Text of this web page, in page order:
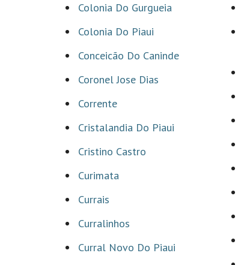
Colonia Do Gurgueia
Colonia Do Piaui
Conceicão Do Caninde
Coronel Jose Dias
Corrente
Cristalandia Do Piaui
Cristino Castro
Curimata
Currais
Curralinhos
Curral Novo Do Piaui